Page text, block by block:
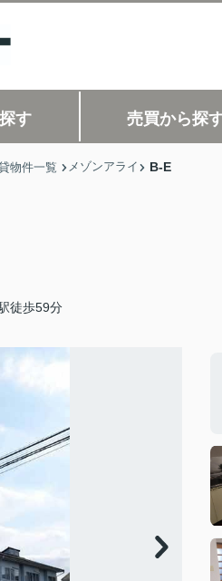
す 売買から探
物件一覧 メゾンアライ B-E
徒歩59分